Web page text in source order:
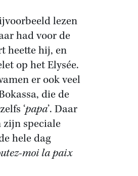
lezen
had voor de
heette hij, en
op het Elysée.
er ook veel
die de
‘papa’. Daar
zijn speciale
hele dag
moi la paix